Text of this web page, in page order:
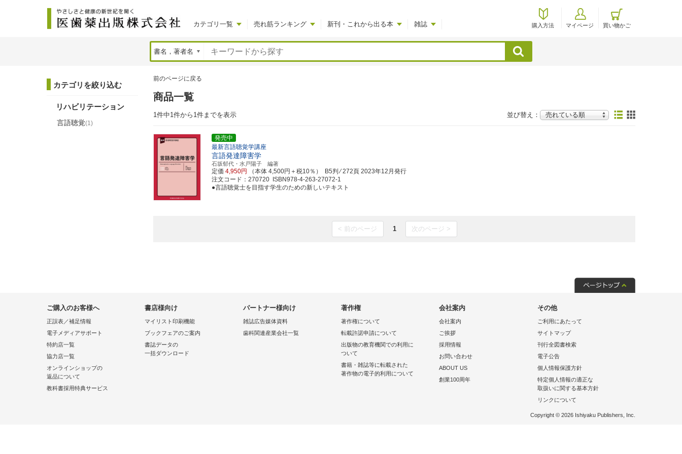
カテゴリ一覧 売れ筋ランキング 新刊・これから出る本 雑誌 購入方法 マイページ 買い物かご
検索
前のページに戻る
商品一覧
1件中1件から1件までを表示 並び替え：
発売中
最新言語聴覚学講座
言語発達障害学
石坂郁代・水戸陽子 編著
定価 4,950円 （本体 4,500円＋税10％） B5判 ⁄ 272頁 2023年12月発行
注文コード：270720 ISBN978-4-263-27072-1
●言語聴覚士を目指す学生のための新しいテキスト
< 前のページ 1 次のページ >
カテゴリを絞り込む
リハビリテーション
言語聴覚(1)
ご購入のお客様へ
正誤表／補足情報
電子メディアサポート
特約店一覧
協力店一覧
オンラインショップの
返品について
教科書採用特典サービス
書店様向け
マイリスト印刷機能
ブックフェアのご案内
書誌データの
一括ダウンロード
パートナー様向け
雑誌広告媒体資料
歯科関連産業会社一覧
著作権
著作権について
転載許諾申請について
出版物の教育機関での利用に
ついて
書籍・雑誌等に転載された
著作物の電子的利用について
会社案内
会社案内
ご挨拶
採用情報
お問い合わせ
ABOUT US
創業100周年
その他
ご利用にあたって
サイトマップ
刊行全図書検索
電子公告
個人情報保護方針
特定個人情報の適正な
取扱いに関する基本方針
リンクについて
Copyright © 2026 Ishiyaku Publishers, Inc.